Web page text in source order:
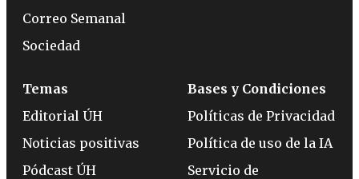
Correo Semanal
Sociedad
Temas
Editorial ÚH
Noticias positivas
Pódcast ÚH
Bases y Condiciones
Políticas de Privacidad
Política de uso de la IA
Servicio de